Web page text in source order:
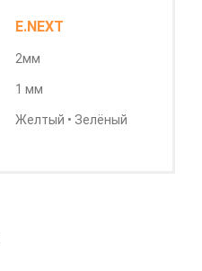
E.NEXT
2мм
1 мм
Желтый • Зелёный